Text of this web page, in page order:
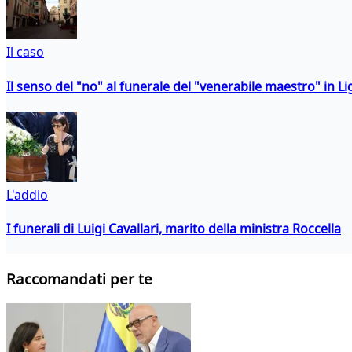
Il caso
Il senso del "no" al funerale del "venerabile maestro" in
L'addio
I funerali di Luigi Cavallari, marito della ministra Roccella
Raccomandati per te